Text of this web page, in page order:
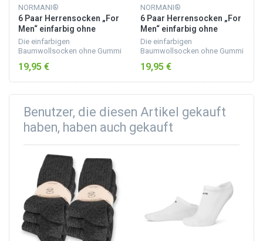
NORMANI®
6 Paar Herrensocken „For
Men“ einfarbig ohne
Gummi Braun sortiert
Die einfarbigen
Baumwollsocken ohne Gummi
Sie schneiden nicht ein, sind
Passgenauigkeit erha...
19,95 €
NORMANI®
6 Paar Herrensocken „For
Men“ einfarbig ohne
Gummi Anthrazit
Die einfarbigen
Baumwollsocken ohne Gummi
Sie schneiden nicht ein, sind
Passgenauigkeit erha...
19,95 €
Benutzer, die diesen Artikel gekauft
haben, haben auch gekauft